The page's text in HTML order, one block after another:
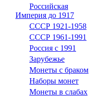
Российская
Империя до 1917
СССР 1921-1958
СССР 1961-1991
Россия с 1991
Зарубежье
Монеты с браком
Наборы монет
Монеты в слабах